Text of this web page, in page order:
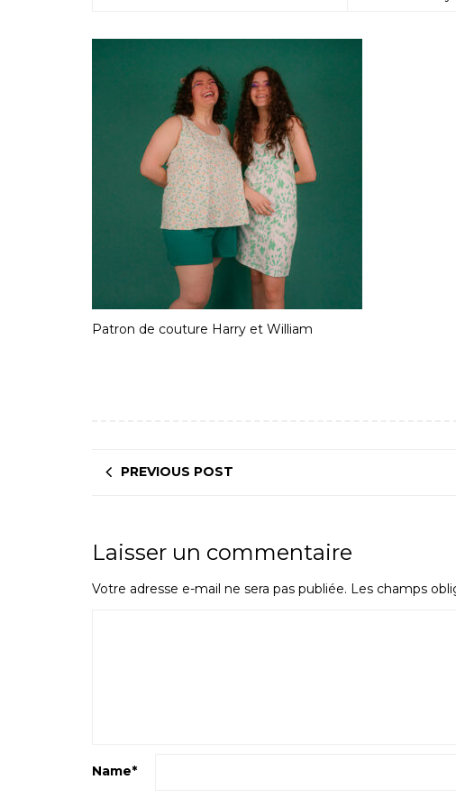
Patron de couture Harry et William
PREVIOUS POST
Laisser un commentaire
Votre adresse e-mail ne sera pas publiée. Les champs
Name*